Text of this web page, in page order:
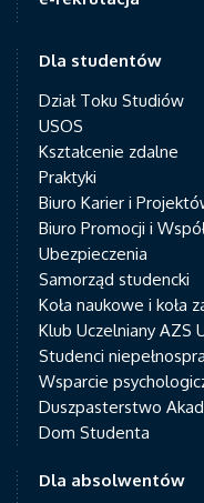
Dla studentów
Dział Toku Studiów
USOS
Kształcenie zdalne
Praktyki
Biuro Karier i
Biuro Promocji i
Ubezpieczenia
Samorząd studencki
Koła naukowe i koła
Klub Uczelniany AZS
Studenci
Wsparcie
Duszpasterstwo
Dom Studenta
Dla absolwentów